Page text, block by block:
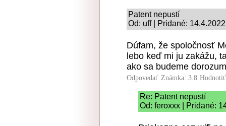
Patent nepustí
Od: uff | Pridané:
Dúfam, že spoločnosť
lebo keď mi ju zakážu,
ako sa budeme
Odpovedať Známka: 3.8
Re: Patent nepustí
Od: feroxxx | Pridané: